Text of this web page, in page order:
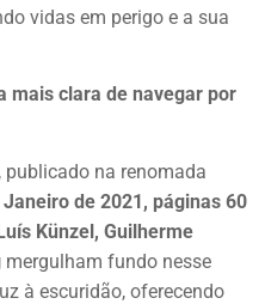
vidas em perigo e a sua
mais clara de navegar por
, publicado na renomada
de 2021, páginas 60
Künzel, Guilherme
mergulham fundo nesse
à escuridão, oferecendo